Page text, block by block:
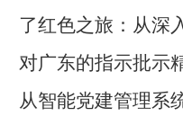
了红色之旅：从深
对广东的指示批示
从智能党建管理系